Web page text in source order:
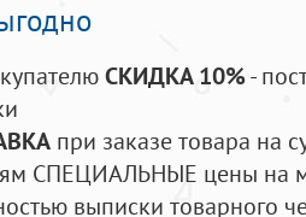
СКИДКА 10%-
при заказе товара на
СПЕЦИАЛЬНЫЕ цены на
выписки товарного